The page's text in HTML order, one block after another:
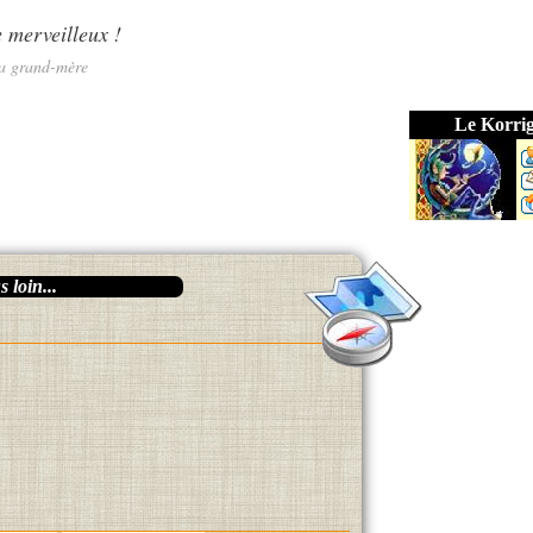
merveilleux !
grand-mère
Le
loin...